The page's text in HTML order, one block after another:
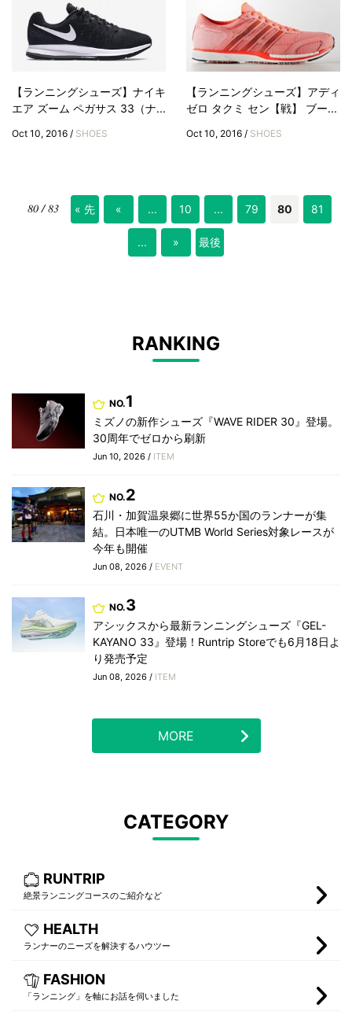
【ランニングシューズ】ナイキ
エア ズーム ペガサス 33（ナ...
Oct 10, 2016 / SHOES
【ランニングシューズ】アディ
ゼロ タクミ セン【戦】 ブー...
Oct 10, 2016 / SHOES
80 / 83 « 先 « ... 10 ... 79 80 81
... » 最後
RANKING
NO.1
ミズノの新作シューズ『WAVE RIDER 30』登場。
30周年でゼロから刷新
Jun 10, 2026 / ITEM
NO.2
石川・加賀温泉郷に世界55か国のランナーが集
結。日本唯一のUTMB World Series対象レースが
今年も開催
Jun 08, 2026 / EVENT
NO.3
アシックスから最新ランニングシューズ『GEL-
KAYANO 33』登場！Runtrip Storeでも6月18日よ
り発売予定
Jun 08, 2026 / ITEM
MORE
CATEGORY
RUNTRIP
絶景ランニングコースのご紹介など
HEALTH
ランナーのニーズを解決するハウツー
FASHION
「ランニング」を軸にお話を伺いました